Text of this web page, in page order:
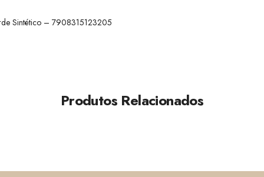
Sintético – 7908315123205
Produtos Relacionados